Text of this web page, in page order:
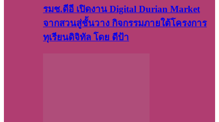
รมช.ดีอี เปิดงาน Digital Durian Market
จากสวนสู่ชั้นวาง กิจกรรมภายใต้โครงการ
ทุเรียนดิจิทัล โดย ดีป้า